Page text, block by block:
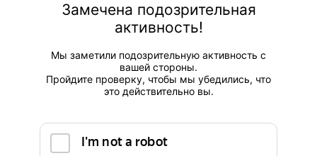
Замечена подозрительная
активность!
Мы заметили подозрительную активность с
вашей стороны.
Пройдите проверку, чтобы мы убедились, что
это действительно вы.